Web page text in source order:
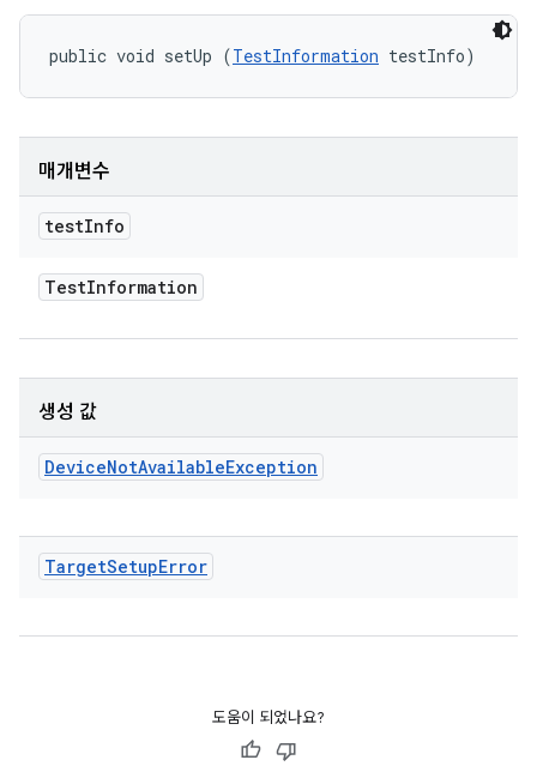
public void setUp (TestInformation testInfo)
매개변수
testInfo
TestInformation
생성 값
DeviceNotAvailableException
TargetSetupError
도움이 되었나요?